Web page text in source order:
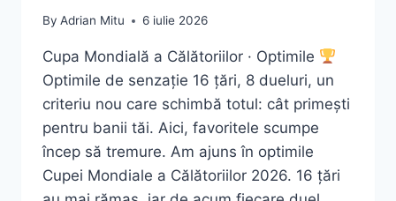
By Adrian Mitu 6 iulie 2026
Cupa Mondială a Călătoriilor · Optimile
Optimile de senzație 16 țări, 8 dueluri, un
criteriu nou care schimbă totul: cât primești
pentru banii tăi. Aici, favoritele scumpe
încep să tremure. Am ajuns în optimile
Cupei Mondiale a Călătoriilor 2026. 16 țări